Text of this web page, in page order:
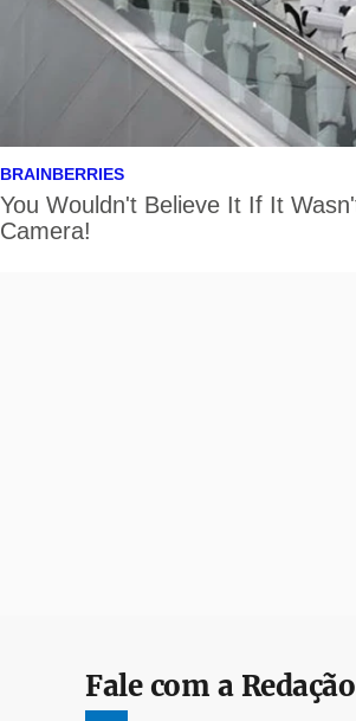
Fale com a Redação